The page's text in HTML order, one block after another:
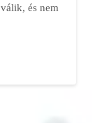
és nem